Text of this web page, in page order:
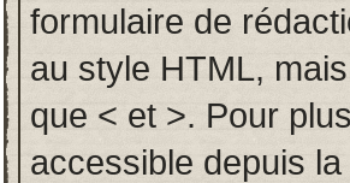
formulaire de
au style HTML,
que < et >. Pour
accessible depuis